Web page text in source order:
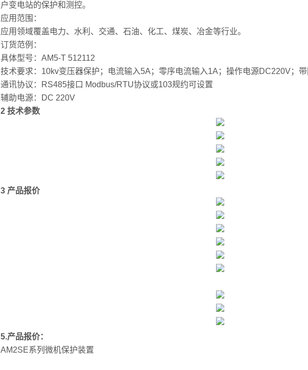
户变电站的保护和测控。
应用范围：
应用领域覆盖电力、水利、交通、石油、化工、煤炭、冶金等行业。
订货范例：
具体型号：AM5-T 512112
技术要求：10kv变压器保护；电流输入5A；零序电流输入1A；操作电源DC220V；带
通讯协议：RS485接口 Modbus/RTU协议或103规约可设置
辅助电源：DC 220V
2 技术参数
3 产品报价
5.产品报价：
AM2SE系列微机保护装置